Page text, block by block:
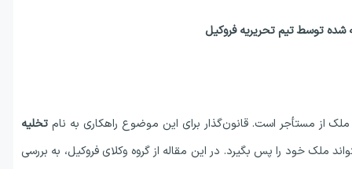
شده توسط تیم تحریریه فروکیل
از مستأجر است. قانون‌گذار برای این موضوع راهکاری به نام تخلیه
ملک خود را پس بگیرد. در این مقاله از گروه وکلای فروکیل، به بررسی